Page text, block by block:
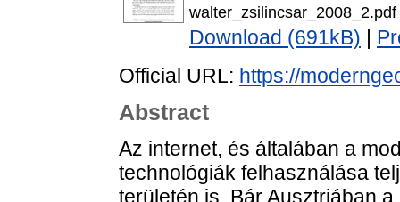
walter_zsilincsar_2008_2.pdf
Download (691kB)
Official URL: https://
Abstract
Az internet, és általában a
technológiák felhasználása
területén is. Bár Ausztriában